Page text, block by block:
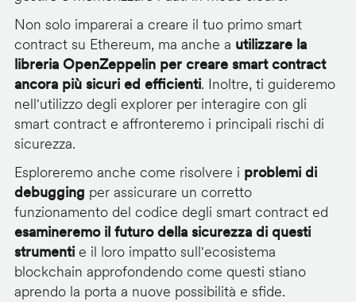
Non solo imparerai a creare il tuo primo smart
contract su Ethereum, ma anche a utilizzare la
libreria OpenZeppelin per creare smart contract
ancora più sicuri ed efficienti. Inoltre, ti guideremo
nell'utilizzo degli explorer per interagire con gli
smart contract e affronteremo i principali rischi di
sicurezza.
Esploreremo anche come risolvere i problemi di
debugging per assicurare un corretto
funzionamento del codice degli smart contract ed
esamineremo il futuro della sicurezza di questi
strumentie il loro impatto sull'ecosistema
blockchain approfondendo come questi stiano
aprendo la porta a nuove possibilità e sfide.